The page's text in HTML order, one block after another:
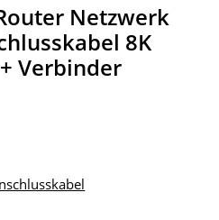
Netzwerk
8K
Verbinder